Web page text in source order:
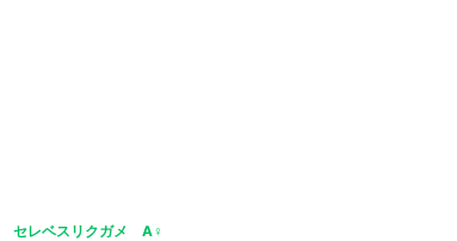
セレベスリクガメ A♀